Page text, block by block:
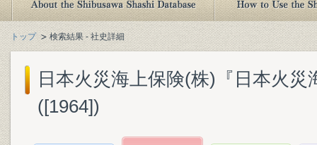
トップ 検索結果 - 社史詳細
日本火災海上保険(株)『日本火
([1964])